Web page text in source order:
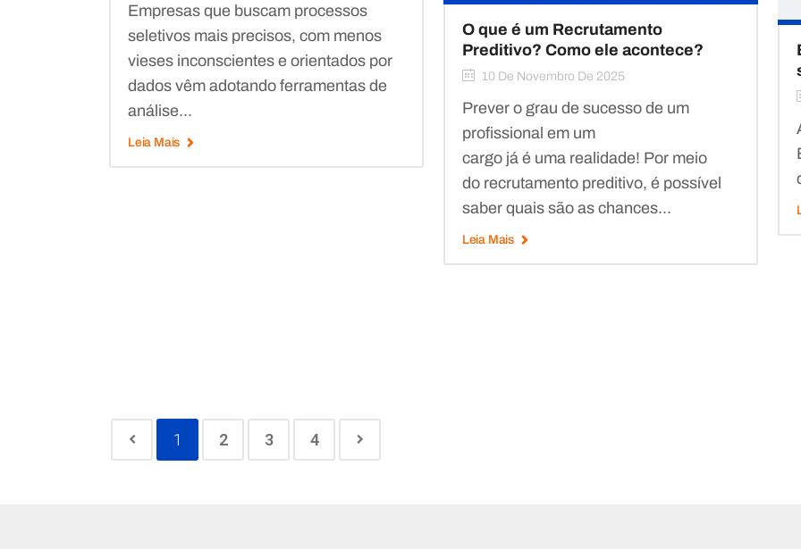
Empresas que buscam processos
seletivos mais precisos, com menos
vieses inconscientes e orientados por
dados vêm adotando ferramentas de
análise...
Leia Mais
O que é um Recrutamento
Preditivo? Como ele acontece?
10 De Novembro De 2025
Prever o grau de sucesso de um
profissional em um
cargo já é uma realidade! Por meio
do recrutamento preditivo, é possível
saber quais são as chances...
Leia Mais
1 2 3 4